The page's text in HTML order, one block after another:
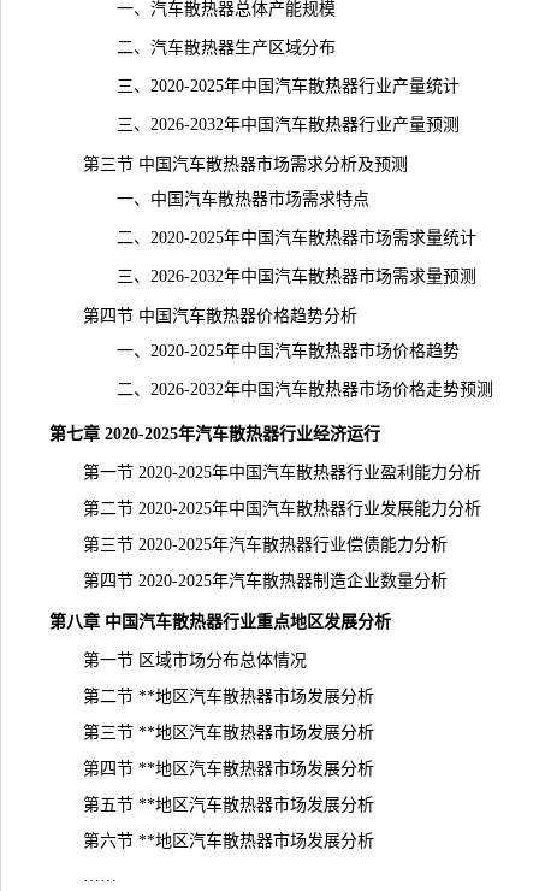
一、汽车散热器总体产能规模
二、汽车散热器生产区域分布
三、2020-2025年中国汽车散热器行业产量统计
三、2026-2032年中国汽车散热器行业产量预测
第三节 中国汽车散热器市场需求分析及预测
一、中国汽车散热器市场需求特点
二、2020-2025年中国汽车散热器市场需求量统计
三、2026-2032年中国汽车散热器市场需求量预测
第四节 中国汽车散热器价格趋势分析
一、2020-2025年中国汽车散热器市场价格趋势
二、2026-2032年中国汽车散热器市场价格走势预测
第七章 2020-2025年汽车散热器行业经济运行
第一节 2020-2025年中国汽车散热器行业盈利能力分析
第二节 2020-2025年中国汽车散热器行业发展能力分析
第三节 2020-2025年汽车散热器行业偿债能力分析
第四节 2020-2025年汽车散热器制造企业数量分析
第八章 中国汽车散热器行业重点地区发展分析
第一节 区域市场分布总体情况
第二节 **地区汽车散热器市场发展分析
第三节 **地区汽车散热器市场发展分析
第四节 **地区汽车散热器市场发展分析
第五节 **地区汽车散热器市场发展分析
第六节 **地区汽车散热器市场发展分析
……